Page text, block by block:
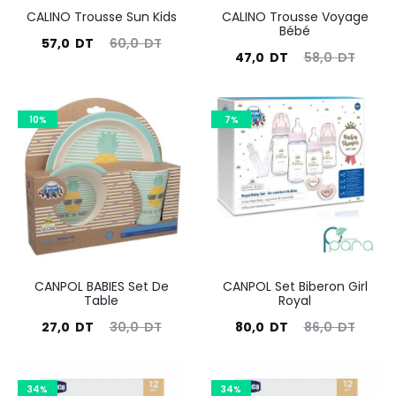
CALINO Trousse Sun Kids
60,0DT
Le
initial
était :
60,0
DT.
57,0 DT
est :
57,0
DT.
CALINO Trousse Voyage
Bébé
58,0DT
Le
initial
était :
58,0
DT.
47,0 DT
actuel
47,0
10%
CANPOL BABIES Set De
Table
30,0DT
Le
initial
27,0 DT
actuel
7%
CANPOL Set Biberon Girl
Royal
86,0DT
Le
initial
80,0 DT
actuel
34% 34%